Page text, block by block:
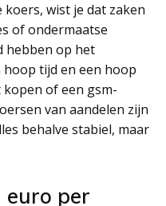
wist je dat zaken
of ondermaatse
hebben op het
tijd en een hoop
of een gsm-
van aandelen zijn
behalve stabiel, maar
euro per